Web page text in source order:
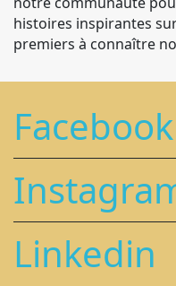
histoires inspirantes
premiers à connaître
Facebook
Linkedin